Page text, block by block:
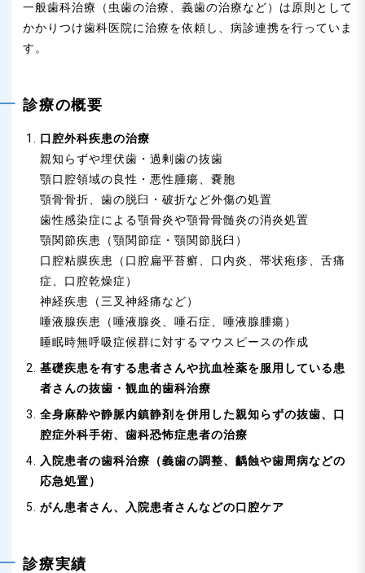
o
一般歯科治療（虫歯の治療、義歯の治療など）は原則として
かかりつけ歯科医院に治療を依頼し、病診連携を行っていま
す。
診療の概要
口腔外科疾患の治療
親知らずや埋伏歯・過剰歯の抜歯
顎口腔領域の良性・悪性腫瘍、嚢胞
顎骨骨折、歯の脱臼・破折など外傷の処置
歯性感染症による顎骨炎や顎骨骨髄炎の消炎処置
顎関節疾患（顎関節症・顎関節脱臼）
口腔粘膜疾患（口腔扁平苔癬、口内炎、帯状疱疹、舌痛
症、口腔乾燥症）
神経疾患（三叉神経痛など）
唾液腺疾患（唾液腺炎、唾石症、唾液腺腫瘍）
睡眠時無呼吸症候群に対するマウスピースの作成
基礎疾患を有する患者さんや抗血栓薬を服用している患
者さんの抜歯・観血的歯科治療
全身麻酔や静脈内鎮静剤を併用した親知らずの抜歯、口
腔症外科手術、歯科恐怖症患者の治療
入院患者の歯科治療（義歯の調整、齲蝕や歯周病などの
応急処置）
がん患者さん、入院患者さんなどの口腔ケア
診療実績